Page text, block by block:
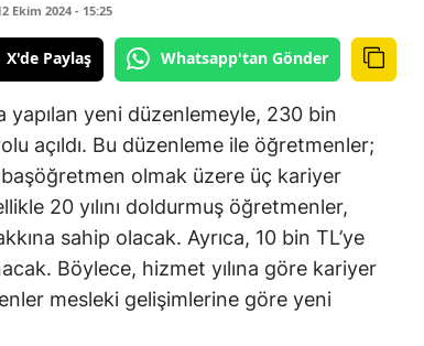
Ekim 2024 - 15:25
X'de Paylaş Whatsapp'tan Gönder
yeni düzenlemeyle, 230 bin
açıldı. Bu düzenleme ile öğretmenler;
olmak üzere üç kariyer
20 yılını doldurmuş öğretmenler,
sahip olacak. Ayrıca, 10 bin TL’ye
Böylece, hizmet yılına göre kariyer
mesleki gelişimlerine göre yeni